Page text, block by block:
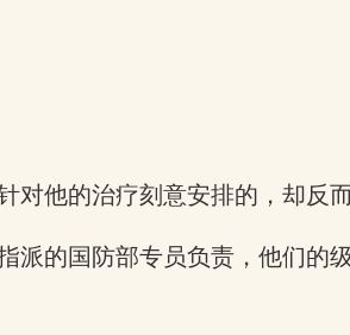
他的治疗刻意安排的，却反
的国防部专员负责，他们的级